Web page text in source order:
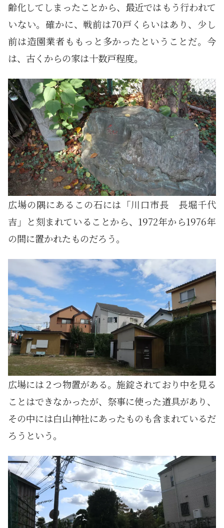
齢化してしまったことから、最近ではもう行われて
いない。確かに、戦前は70戸くらいはあり、少し
前は造園業者ももっと多かったということだ。今
は、古くからの家は十数戸程度。
広場の隅にあるこの石には「川口市長 長堀千代
吉」と刻まれていることから、1972年から1976年
の間に置かれたものだろう。
広場には２つ物置がある。施錠されており中を見る
ことはできなかったが、祭事に使った道具があり、
その中には白山神社にあったものも含まれているだ
ろうという。